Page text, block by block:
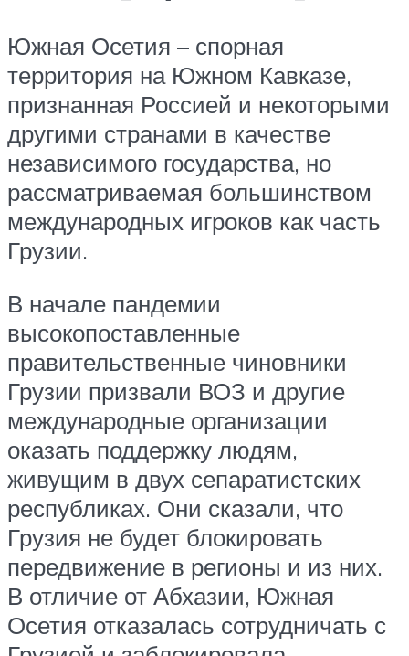
Южная Осетия – спорная
территория на Южном Кавказе,
признанная Россией и некоторыми
другими странами в качестве
независимого государства, но
рассматриваемая большинством
международных игроков как часть
Грузии.
В начале пандемии
высокопоставленные
правительственные чиновники
Грузии призвали ВОЗ и другие
международные организации
оказать поддержку людям,
живущим в двух сепаратистских
республиках. Они сказали, что
Грузия не будет блокировать
передвижение в регионы и из них.
В отличие от Абхазии, Южная
Осетия отказалась сотрудничать с